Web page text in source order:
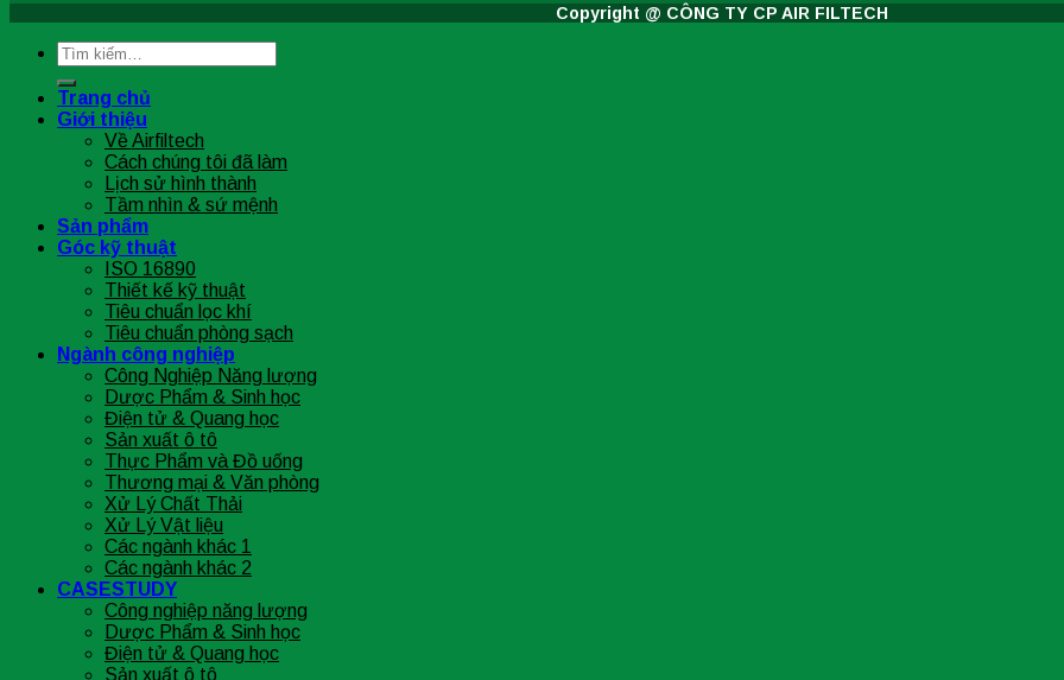
Copyright @ CÔNG TY CP AIR FILTECH
Tìm
kiếm:
Trang chủ
Giới thiệu
Về Airfiltech
Cách chúng tôi đã làm
Lịch sử hình thành
Tầm nhìn & sứ mệnh
Sản phẩm
Góc kỹ thuật
ISO 16890
Thiết kế kỹ thuật
Tiêu chuẩn lọc khí
Tiêu chuẩn phòng sạch
Ngành công nghiệp
Công Nghiệp Năng lượng
Dược Phẩm & Sinh học
Điện tử & Quang học
Sản xuất ô tô
Thực Phẩm và Đồ uống
Thương mại & Văn phòng
Xử Lý Chất Thải
Xử Lý Vật liệu
Các ngành khác 1
Các ngành khác 2
CASESTUDY
Công nghiệp năng lượng
Dược Phẩm & Sinh học
Điện tử & Quang học
Sản xuất ô tô